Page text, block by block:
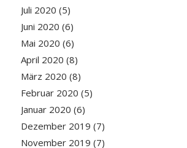
Juli 2020 (5)
Juni 2020 (6)
Mai 2020 (6)
April 2020 (8)
März 2020 (8)
Februar 2020 (5)
Januar 2020 (6)
Dezember 2019 (7)
November 2019 (7)